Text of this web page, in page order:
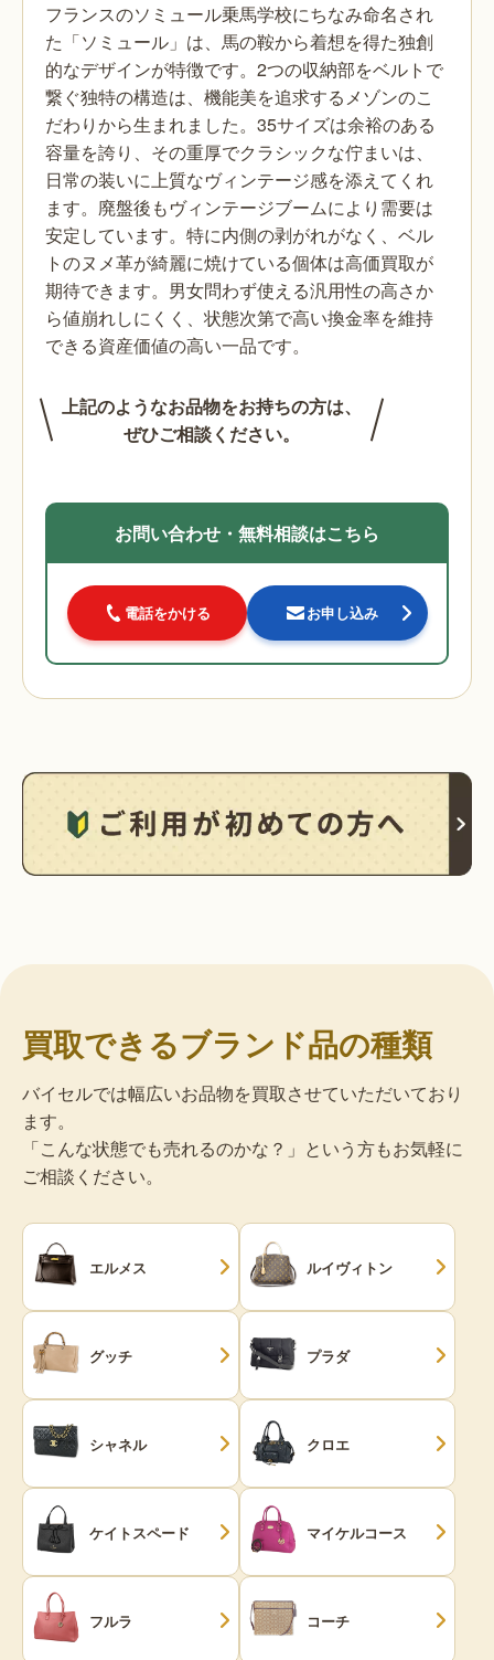
フランスのソミュール乗馬学校にちなみ命名され
た「ソミュール」は、馬の鞍から着想を得た独創
的なデザインが特徴です。2つの収納部をベルトで
繋ぐ独特の構造は、機能美を追求するメゾンのこ
だわりから生まれました。35サイズは余裕のある
容量を誇り、その重厚でクラシックな佇まいは、
日常の装いに上質なヴィンテージ感を添えてくれ
ます。廃盤後もヴィンテージブームにより需要は
安定しています。特に内側の剥がれがなく、ベル
トのヌメ革が綺麗に焼けている個体は高価買取が
期待できます。男女問わず使える汎用性の高さか
ら値崩れしにくく、状態次第で高い換金率を維持
できる資産価値の高い一品です。
上記のようなお品物をお持ちの方は、
ぜひご相談ください。
お問い合わせ・無料相談はこちら
電話をかける お申し込み
買取できるブランド品の種類
バイセルでは幅広いお品物を買取させていただいており
ます。
「こんな状態でも売れるのかな？」という方もお気軽に
ご相談ください。
エルメス ルイヴィトン
グッチ プラダ
シャネル クロエ
ケイトスペード マイケルコース
フルラ コーチ